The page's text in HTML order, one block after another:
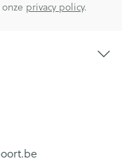
privacy policy.